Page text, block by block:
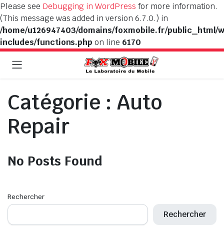
Please see Debugging in WordPress for more information.
(This message was added in version 6.7.0.) in
/home/u126947403/domains/foxmobile.fr/public_html/
includes/functions.php on line 6170
Catégorie : Auto
Repair
No Posts Found
Rechercher
Rechercher